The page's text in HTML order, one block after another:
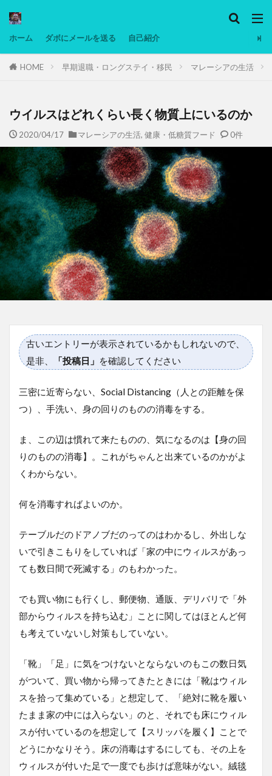
ホーム ダボにメールを送る 自己紹介
HOME 早期退職・ロングステイ・移民 マレーシアの生活
ウイルスはどれくらい長く物質上にいるのか
2020/04/17 マレーシアの生活, 健康・低糖質フード 0件
古いエントリーが表示されているかもしれないので、
是非、
「投稿日」 を確認してください
三密に近寄らない、Social Distancing（人との距離を保
つ）、手洗い、身の回りのものの消毒をする。
ま、この辺は慣れて来たものの、気になるのは【身の回
りのものの消毒】。これがちゃんと出来ているのかがよ
くわからない。
何を消毒すればよいのか。
テーブルだのドアノブだのってのはわかるし、外出しな
いで引きこもりをしていれば「家の中にウィルスがあっ
ても数日間で死滅する」のもわかった。
でも買い物にも行くし、郵便物、通販、デリバリで「外
部からウィルスを持ち込む」ことに関してはほとんど何
も考えていないし対策もしていない。
「靴」「足」に気をつけないとならないのもこの数日気
がついて、買い物から帰ってきたときには「靴はウィル
スを拾って集めている」と想定して、「絶対に靴を履い
たまま家の中には入らない」のと、それでも床にウィル
スが付いているのを想定して【スリッパを履く】ことで
どうにかなりそう。床の消毒はするにしても、その上を
ウィルスが付いた足で一度でも歩けば意味がない。絨毯
タグ
マレーシア動画
ヨーグルト
備忘録
動画 日本人村社会 脱水シート
検索